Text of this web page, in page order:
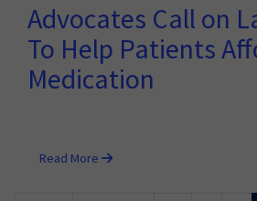
Advocates Call on
To Help Patients
Medication
Read More